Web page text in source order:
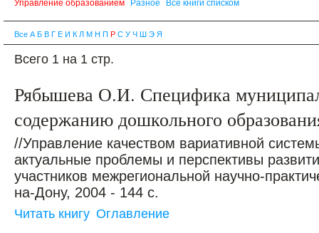
Управление образованием
Разное Все книги списком
Все А Б В Г Е И К Л М Н П Р С У Ч Ш Э Я
Всего 1 на 1 стр.
Рябышева О.И. Специфика
содержанию дошкольного
//Управление качеством вариативной
актуальные проблемы и перспективы
участников межрегиональной научно-
на-Дону, 2004 - 144 с.
Читать книгу Оглавление